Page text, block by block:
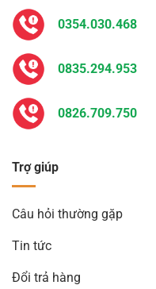
Trợ giúp
Câu hỏi thường gặp
Tin tức
Đổi trả hàng
0354.030.468
0835.294.953
0826.709.750